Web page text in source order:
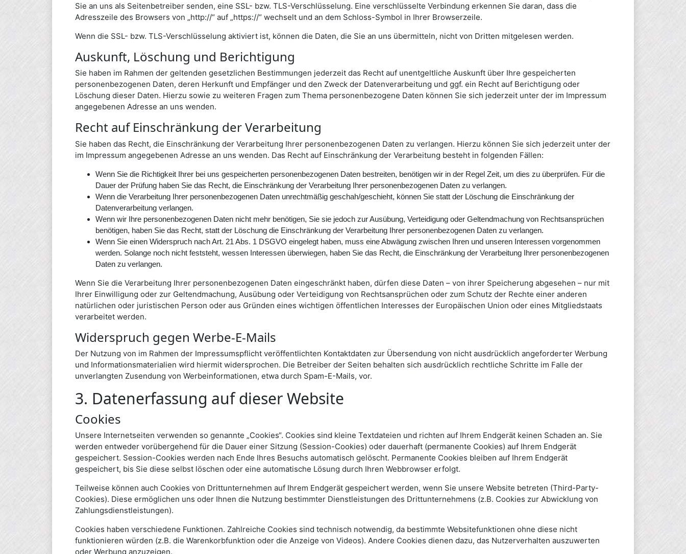
Sie an uns als Seitenbetreiber senden, eine SSL- bzw. TLS-Verschlüsselung. Eine verschlüsselte Verbindung erkennen Sie daran, dass die
Adresszeile des Browsers von „http://“ auf „https://“ wechselt und an dem Schloss-Symbol in Ihrer Browserzeile.
Wenn die SSL- bzw. TLS-Verschlüsselung aktiviert ist, können die Daten, die Sie an uns übermitteln, nicht von Dritten mitgelesen werden.
Auskunft, Löschung und Berichtigung
Sie haben im Rahmen der geltenden gesetzlichen Bestimmungen jederzeit das Recht auf unentgeltliche Auskunft über Ihre gespeicherten
personenbezogenen Daten, deren Herkunft und Empfänger und den Zweck der Datenverarbeitung und ggf. ein Recht auf Berichtigung oder
Löschung dieser Daten. Hierzu sowie zu weiteren Fragen zum Thema personenbezogene Daten können Sie sich jederzeit unter der im Impressum
angegebenen Adresse an uns wenden.
Recht auf Einschränkung der Verarbeitung
Sie haben das Recht, die Einschränkung der Verarbeitung Ihrer personenbezogenen Daten zu verlangen. Hierzu können Sie sich jederzeit unter der
im Impressum angegebenen Adresse an uns wenden. Das Recht auf Einschränkung der Verarbeitung besteht in folgenden Fällen:
Wenn Sie die Richtigkeit Ihrer bei uns gespeicherten personenbezogenen Daten bestreiten, benötigen wir in der Regel Zeit, um dies zu überprüfen. Für die
Dauer der Prüfung haben Sie das Recht, die Einschränkung der Verarbeitung Ihrer personenbezogenen Daten zu verlangen.
Wenn die Verarbeitung Ihrer personenbezogenen Daten unrechtmäßig geschah/geschieht, können Sie statt der Löschung die Einschränkung der
Datenverarbeitung verlangen.
Wenn wir Ihre personenbezogenen Daten nicht mehr benötigen, Sie sie jedoch zur Ausübung, Verteidigung oder Geltendmachung von Rechtsansprüchen
benötigen, haben Sie das Recht, statt der Löschung die Einschränkung der Verarbeitung Ihrer personenbezogenen Daten zu verlangen.
Wenn Sie einen Widerspruch nach Art. 21 Abs. 1 DSGVO eingelegt haben, muss eine Abwägung zwischen Ihren und unseren Interessen vorgenommen
werden. Solange noch nicht feststeht, wessen Interessen überwiegen, haben Sie das Recht, die Einschränkung der Verarbeitung Ihrer personenbezogenen
Daten zu verlangen.
Wenn Sie die Verarbeitung Ihrer personenbezogenen Daten eingeschränkt haben, dürfen diese Daten – von ihrer Speicherung abgesehen – nur mit
Ihrer Einwilligung oder zur Geltendmachung, Ausübung oder Verteidigung von Rechtsansprüchen oder zum Schutz der Rechte einer anderen
natürlichen oder juristischen Person oder aus Gründen eines wichtigen öffentlichen Interesses der Europäischen Union oder eines Mitgliedstaats
verarbeitet werden.
Widerspruch gegen Werbe-E-Mails
Der Nutzung von im Rahmen der Impressumspflicht veröffentlichten Kontaktdaten zur Übersendung von nicht ausdrücklich angeforderter Werbung
und Informationsmaterialien wird hiermit widersprochen. Die Betreiber der Seiten behalten sich ausdrücklich rechtliche Schritte im Falle der
unverlangten Zusendung von Werbeinformationen, etwa durch Spam-E-Mails, vor.
3. Datenerfassung auf dieser Website
Cookies
Unsere Internetseiten verwenden so genannte „Cookies“. Cookies sind kleine Textdateien und richten auf Ihrem Endgerät keinen Schaden an. Sie
werden entweder vorübergehend für die Dauer einer Sitzung (Session-Cookies) oder dauerhaft (permanente Cookies) auf Ihrem Endgerät
gespeichert. Session-Cookies werden nach Ende Ihres Besuchs automatisch gelöscht. Permanente Cookies bleiben auf Ihrem Endgerät
gespeichert, bis Sie diese selbst löschen oder eine automatische Lösung durch Ihren Webbrowser erfolgt.
Teilweise können auch Cookies von Drittunternehmen auf Ihrem Endgerät gespeichert werden, wenn Sie unsere Website betreten (Third-Party-
Cookies). Diese ermöglichen uns oder Ihnen die Nutzung bestimmter Dienstleistungen des Drittunternehmens (z.B. Cookies zur Abwicklung von
Zahlungsdienstleistungen).
Cookies haben verschiedene Funktionen. Zahlreiche Cookies sind technisch notwendig, da bestimmte Websitefunktionen ohne diese nicht
funktionieren würden (z.B. die Warenkorbfunktion oder die Anzeige von Videos). Andere Cookies dienen dazu, das Nutzerverhalten auszuwerten
oder Werbung anzuzeigen.